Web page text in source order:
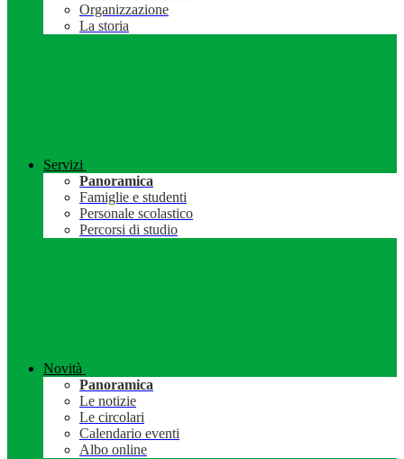
Organizzazione
La storia
Servizi
Panoramica
Famiglie e studenti
Personale scolastico
Percorsi di studio
Novità
Panoramica
Le notizie
Le circolari
Calendario eventi
Albo online